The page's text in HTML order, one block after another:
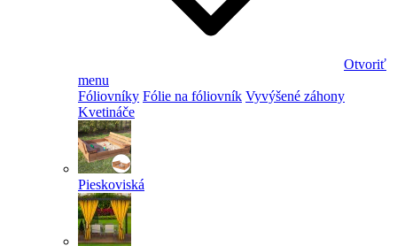
Otvoriť
menu
Fóliovníky Fólie na fóliovník Vyvýšené záhony
Kvetináče
Pieskoviská